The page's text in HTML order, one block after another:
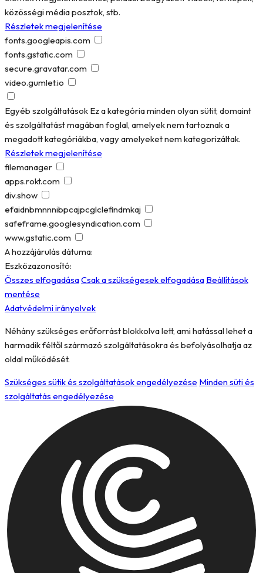
közösségi média posztok, stb.
Részletek megjelenítése
fonts.googleapis.com
fonts.gstatic.com
secure.gravatar.com
video.gumlet.io
Egyéb szolgáltatások Ez a kategória minden olyan sütit, domaint
és szolgáltatást magában foglal, amelyek nem tartoznak a
megadott kategóriákba, vagy amelyeket nem kategorizáltak.
Részletek megjelenítése
filemanager
apps.rokt.com
div.show
efaidnbmnnnibpcajpcglclefindmkaj
safeframe.googlesyndication.com
www.gstatic.com
A hozzájárulás dátuma:
Eszközazonosító:
Összes elfogadásaCsak a szükségesek elfogadása Beállítások
mentése
Adatvédelmi irányelvek
Néhány szükséges erőforrást blokkolva lett, ami hatással lehet a
harmadik féltől származó szolgáltatásokra és befolyásolhatja az
oldal működését.
Szükséges sütik és szolgáltatások engedélyezése Minden süti és
szolgáltatás engedélyezése